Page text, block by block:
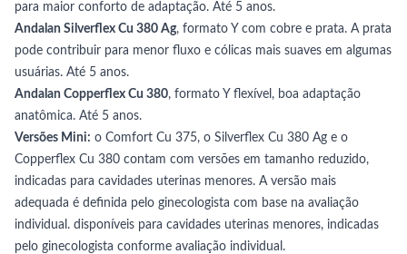
para maior conforto de adaptação. Até 5 anos.
Andalan Silverflex Cu 380 Ag, formato Y com cobre e prata. A prata
pode contribuir para menor fluxo e cólicas mais suaves em algumas
usuárias. Até 5 anos.
Andalan Copperflex Cu 380, formato Y flexível, boa adaptação
anatômica. Até 5 anos.
Versões Mini: o Comfort Cu 375, o Silverflex Cu 380 Ag e o
Copperflex Cu 380 contam com versões em tamanho reduzido,
indicadas para cavidades uterinas menores. A versão mais
adequada é definida pelo ginecologista com base na avaliação
individual. disponíveis para cavidades uterinas menores, indicadas
pelo ginecologista conforme avaliação individual.